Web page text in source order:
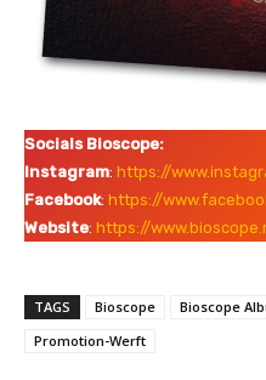
Socials Bioscope:
Instagram: https://
Facebook: https://
Website: https://
TAGS Bioscope Bioscope
Promotion-Werft